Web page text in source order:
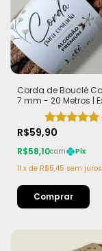
Corda de Bouclé
7 mm - 20 Metros |
Lelê Crochê | Leve,
Estruturada e com
Sofisticado
R$59,90
R$58,10com
Pix
11 x de R$5,45 sem juros